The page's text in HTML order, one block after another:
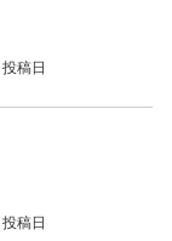
投稿日
投稿日